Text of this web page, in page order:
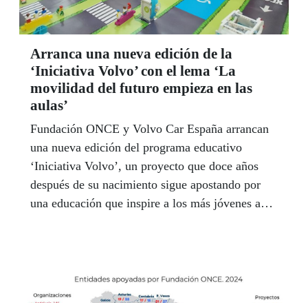
Arranca una nueva edición de la
‘Iniciativa Volvo’ con el lema ‘La
movilidad del futuro empieza en las
aulas’
Fundación ONCE y Volvo Car España arrancan
una nueva edición del programa educativo
‘Iniciativa Volvo’, un proyecto que doce años
después de su nacimiento sigue apostando por
una educación que inspire a los más jóvenes a